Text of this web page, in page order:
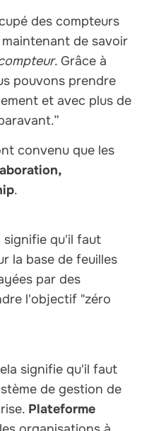
des compteurs
de savoir
. Grâce à
pouvons prendre
et avec plus de
convenu que les
.
signifie qu'il faut
la base de feuilles
par des
l'objectif "zéro
signifie qu'il faut
de gestion de
Plateforme